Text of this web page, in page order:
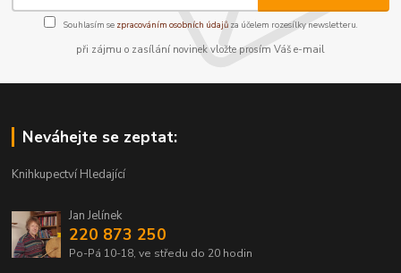
Souhlasím se zpracováním osobních údajůza účelem rozesílky newsletteru.
při zájmu o zasílání novinek vložte prosím Váš e-mail
Neváhejte se zeptat:
Knihkupectví Hledající
Jan Jelínek
220 873 250
Po-Pá 10-18, ve středu do 20 hodin